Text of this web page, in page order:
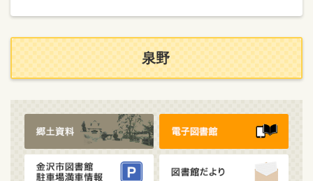
泉野